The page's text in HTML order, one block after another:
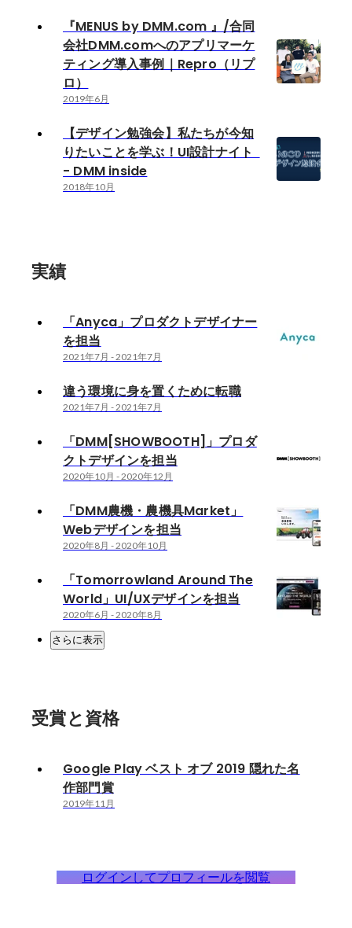
『MENUS by DMM.com 』/合同
会社DMM.comへのアプリマーケ
ティング導入事例｜Repro（リプ
ロ）
2019年6月
【デザイン勉強会】私たちが今知
りたいことを学ぶ！UI設計ナイト
- DMM inside
2018年10月
実績
「Anyca」プロダクトデザイナー
を担当
2021年7月 -2021年7月
違う環境に身を置くために転職
2021年7月 -2021年7月
「DMM[SHOWBOOTH]」プロダ
クトデザインを担当
2020年10月 -2020年12月
「DMM農機・農機具Market」
Webデザインを担当
2020年8月 -2020年10月
「Tomorrowland Around The
World」UI/UXデザインを担当
2020年6月 -2020年8月
さらに表示
受賞と資格
Google Play ベスト オブ 2019 隠れた名
作部門賞
2019年11月
ログインしてプロフィールを閲覧